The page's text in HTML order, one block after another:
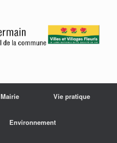
Mairie Vie pratique
Environnement